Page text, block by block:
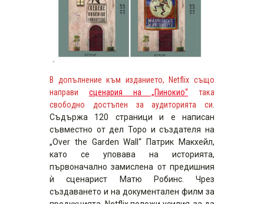
В допълнение към изданието, Netflix също
направи сценария на „Пинокио“ така
свободно достъпен за аудиторията си
Съдържа 120 страници и е написан
съвместно от дел Торо и създателя на
„Over the Garden Wall“ Патрик Макхейл,
като се уповава на историята,
първоначално замислена от предишния
ѝ сценарист Матю Робинс. Чрез
създаването и на документален филм за